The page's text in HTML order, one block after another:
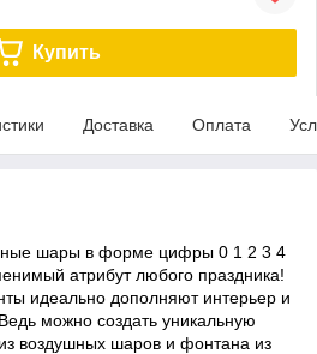
Купить
Доставка Оплата
шары в форме цифры 0 1 2 3 4
атрибут любого праздника!
идеально дополняют интерьер и
можно создать уникальную
воздушных шаров и фонтана из